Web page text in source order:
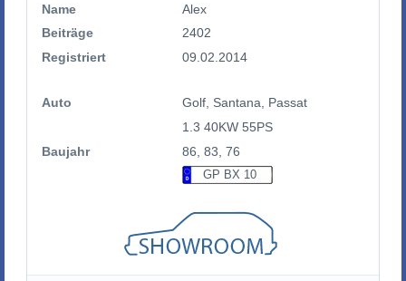
Name
Alex
Beiträge
2402
Registriert
09.02.2014
Auto
Golf, Santana, Passat
1.3 40KW 55PS
Baujahr
86, 83, 76
GP BX 10